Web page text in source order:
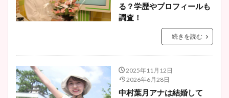
る？学歴やプロフィールも
調査！
続きを読む
2025年11月12日
2026年6月28日
中村葉月アナは結婚して